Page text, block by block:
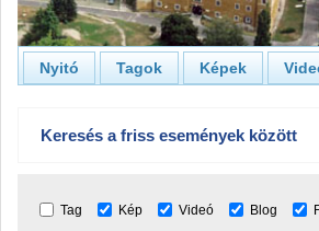
Nyitó Tagok Képek
Keresés a friss események között
Tag Kép Videó Blog